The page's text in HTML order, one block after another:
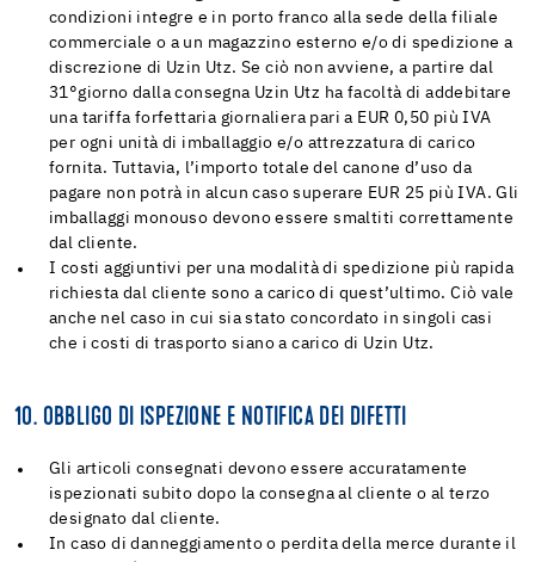
condizioni integre e in porto franco alla sede della filiale
commerciale o a un magazzino esterno e/o di spedizione a
discrezione di Uzin Utz. Se ciò non avviene, a partire dal
31°giorno dalla consegna Uzin Utz ha facoltà di addebitare
una tariffa forfettaria giornaliera pari a EUR 0,50 più IVA
per ogni unità di imballaggio e/o attrezzatura di carico
fornita. Tuttavia, l’importo totale del canone d’uso da
pagare non potrà in alcun caso superare EUR 25 più IVA. Gli
imballaggi monouso devono essere smaltiti correttamente
dal cliente.
I costi aggiuntivi per una modalità di spedizione più rapida
richiesta dal cliente sono a carico di quest’ultimo. Ciò vale
anche nel caso in cui sia stato concordato in singoli casi
che i costi di trasporto siano a carico di Uzin Utz.
10. OBBLIGO DI ISPEZIONE E NOTIFICA DEI DIFETTI
Gli articoli consegnati devono essere accuratamente
ispezionati subito dopo la consegna al cliente o al terzo
designato dal cliente.
In caso di danneggiamento o perdita della merce durante il